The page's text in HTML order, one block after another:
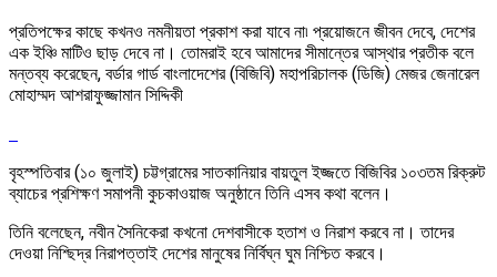
প্রতিপক্ষের কাছে কখনও নমনীয়তা প্রকাশ করা যাবে না৷ প্রয়োজনে জীবন দেবে, দেশের
এক ইঞ্চি মাটিও ছাড় দেবে না। তোমরাই হবে আমাদের সীমান্তের আস্থার প্রতীক বলে
মন্তব্য করেছেন, বর্ডার গার্ড বাংলাদেশের (বিজিবি) মহাপরিচালক (ডিজি) মেজর জেনারেল
মোহাম্মদ আশরাফুজ্জামান সিদ্দিকী
বৃহস্পতিবার (১০ জুলাই) চট্টগ্রামের সাতকানিয়ার বায়তুল ইজ্জতে বিজিবির ১০৩তম রিক্রুট
ব্যাচের প্রশিক্ষণ সমাপনী কুচকাওয়াজ অনুষ্ঠানে তিনি এসব কথা বলেন।
তিনি বলেছেন, নবীন সৈনিকেরা কখনো দেশবাসীকে হতাশ ও নিরাশ করবে না। তাদের
দেওয়া নিশ্ছিদ্র নিরাপত্তাই দেশের মানুষের নির্বিঘ্ন ঘুম নিশ্চিত করবে।